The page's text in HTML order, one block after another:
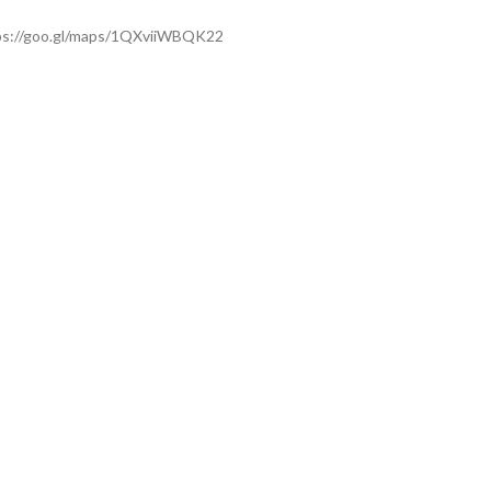
goo.gl/maps/1QXviiWBQK22